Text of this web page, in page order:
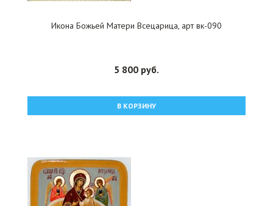
Икона Божьей Матери Всецарица, арт вк-090
5 800 руб.
В КОРЗИНУ